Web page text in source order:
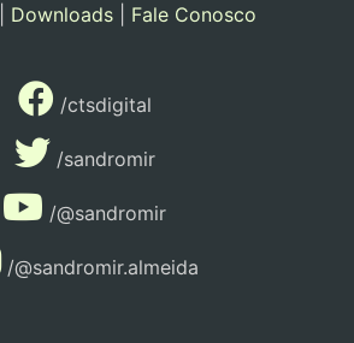
Downloads Fale Conosco
/ctsdigital
/sandromir
/@sandromir
/@sandromir.almeida